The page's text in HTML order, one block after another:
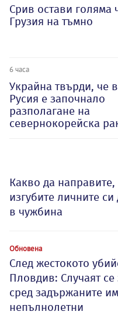
Срив остави голяма
Грузия на тъмно
6 часа
Украйна твърди, че
Русия е започнало
разполагане на
севернокорейска
Какво да направите,
изгубите личните
в чужбина
Обновена
След жестокото
Пловдив: Случаят се
сред задържаните
непълнолетни